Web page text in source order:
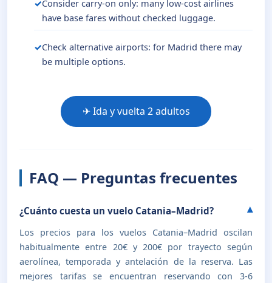
Consider carry-on only: many low-cost airlines
have base fares without checked luggage.
Check alternative airports: for Madrid there may
be multiple options.
✈ Ida y vuelta 2 adultos
FAQ — Preguntas frecuentes
¿Cuánto cuesta un vuelo Catania–Madrid?
Los precios para los vuelos Catania–Madrid oscilan
habitualmente entre 20€ y 200€ por trayecto según
aerolínea, temporada y antelación de la reserva. Las
mejores tarifas se encuentran reservando con 3-6